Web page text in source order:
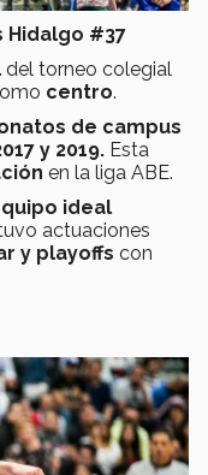
Hidalgo #37
del torneo colegial
centro.
de campus
y 2019. Esta
en la liga ABE.
ideal
actuaciones
y playoffs con